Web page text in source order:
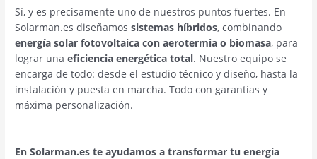
Sí, y es precisamente uno de nuestros puntos fuertes. En
Solarman.es diseñamossistemas híbridos, combinando
energía solar fotovoltaica con aerotermia o biomasa, para
lograr unaeficiencia energética total. Nuestro equipo se
encarga de todo: desde el estudio técnico y diseño, hasta la
instalación y puesta en marcha. Todo con garantías y
máxima personalización.
En Solarman.es te ayudamos a transformar tu energía